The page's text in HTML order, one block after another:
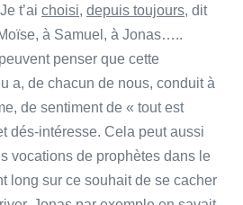
t’ai choisi, depuis toujours, dit
à Samuel, à Jonas…..
penser que cette
a, de chacun de nous, conduit à
de sentiment de « tout est
dés-intéresse. Cela peut aussi
vocations de prophètes dans le
long sur ce souhait de se cacher